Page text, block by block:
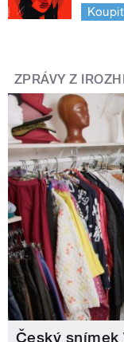
Koupit
ZPRÁVY Z
Český